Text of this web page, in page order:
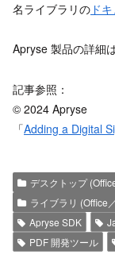
名ライブラリの ド
Apryse 製品の詳細は
記事参照：
© 2024 Apryse
「Adding a Digital
デスクトップ
ライブラリ (Office
Apryse SDK
PDF 開発ツール